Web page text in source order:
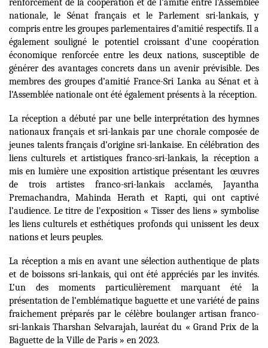
renforcement de la coopération et de l’amitié entre l’Assemblée
nationale, le Sénat français et le Parlement sri-lankais, y
compris entre les groupes parlementaires d’amitié respectifs. Il a
également souligné le potentiel croissant d’une coopération
économique renforcée entre les deux nations, susceptible de
générer des avantages concrets dans un avenir prévisible. Des
membres des groupes d’amitié France-Sri Lanka au Sénat et à
l’Assemblée nationale ont été également présents à la réception.
La réception a débuté par une belle interprétation des hymnes
nationaux français et sri-lankais par une chorale composée de
jeunes talents français d’origine sri-lankaise. En célébration des
liens culturels et artistiques franco-sri-lankais, la réception a
mis en lumière une exposition artistique présentant les œuvres
de trois artistes franco-sri-lankais acclamés, Jayantha
Premachandra, Mahinda Herath et Rapti, qui ont captivé
l’audience. Le titre de l’exposition « Tisser des liens » symbolise
les liens culturels et esthétiques profonds qui unissent les deux
nations et leurs peuples.
La réception a mis en avant une sélection authentique de plats
et de boissons sri-lankais, qui ont été appréciés par les invités.
L’un des moments particulièrement marquant été la
présentation de l’emblématique baguette et une variété de pains
fraichement préparés par le célèbre boulanger artisan franco-
sri-lankais Tharshan Selvarajah, lauréat du « Grand Prix de la
Baguette de la Ville de Paris » en 2023.